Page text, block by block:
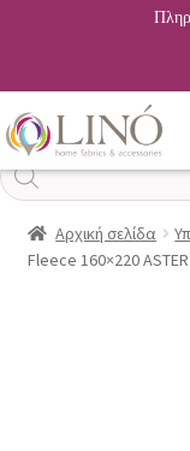
Αναζήτηση
προϊόντων
Αρχική σελίδα
Fleece 160×220 ASTER